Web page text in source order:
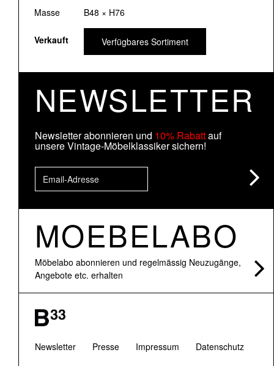
Masse
B48 × H76
Verkauft Verfügbares Sortiment
NEWSLETTER
Newsletter abonnieren und 10% Rabattauf
unsere Vintage-Möbelklassiker sichern!
MOEBELABO
Möbelabo abonnieren und regelmässig Neuzugänge,
Angebote etc. erhalten
Newsletter Presse Impressum Datenschutz